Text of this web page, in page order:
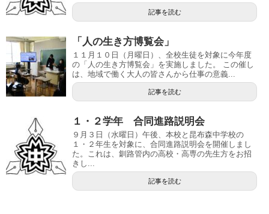
記事を読む
「人の生き方博覧会」
１１月１０日（月曜日）、全校生徒を対象に今年度
の「人の生き方博覧会」を実施しました。 この催し
は、地域で働く大人の皆さんから仕事の意義...
記事を読む
１・２学年 合同進路説明会
９月３日（水曜日）午後、本校と昆布森中学校の
１・２年生を対象に、合同進路説明会を開催しまし
た。これは、釧路管内の高校・高専の先生方をお招
きし...
記事を読む